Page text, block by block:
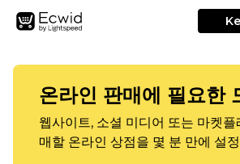
온라인 판매에 필요한
웹사이트, 소셜 미디어 또는 마켓
매할 온라인 상점을 몇 분 만에 설